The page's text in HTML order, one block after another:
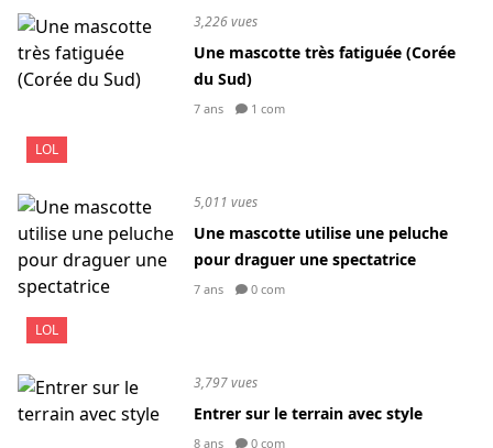
LOL
3,226 vues
Une mascotte très fatiguée (Corée
du Sud)
7 ans 1 com
LOL
5,011 vues
Une mascotte utilise une peluche
pour draguer une spectatrice
7 ans 0 com
3,797 vues
Entrer sur le terrain avec style
8 ans 0 com